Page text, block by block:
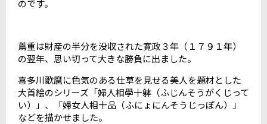
のです。
蔦重は財産の半分を没収された寛政３年（１７９１年）
の翌年、思い切って大きな勝負に出ました。
喜多川歌麿に色気のある仕草を見せる美人を題材とした
大首絵のシリーズ「婦人相學十躰（ふじんそうがくじって
い）」、「婦女人相十品（ふにょにんそうじっぽん）」
などを描かせました。